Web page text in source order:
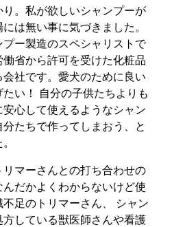
。私が欲しいシャンプーが
は無い事に気づきました。
ー製造のスペシャリストで
省から許可を受けた化粧品
社です。愛犬のために良い
い！ 自分の子供たちよりも
心して使えるようなシャン
たちで作ってしまおう、と
マーさんとの打ち合わせの
だかよくわからないけど使
足のトリマーさん、 シャン
している獣医師さんや看護